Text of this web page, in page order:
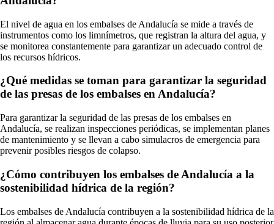
El nivel de agua en los embalses de Andalucía se mide a través de
instrumentos como los limnímetros, que registran la altura del agua, y
se monitorea constantemente para garantizar un adecuado control de
los recursos hídricos.
¿Qué medidas se toman para garantizar la seguridad
de las presas de los embalses en Andalucía?
Para garantizar la seguridad de las presas de los embalses en
Andalucía, se realizan inspecciones periódicas, se implementan planes
de mantenimiento y se llevan a cabo simulacros de emergencia para
prevenir posibles riesgos de colapso.
¿Cómo contribuyen los embalses de Andalucía a la
sostenibilidad hídrica de la región?
Los embalses de Andalucía contribuyen a la sostenibilidad hídrica de la